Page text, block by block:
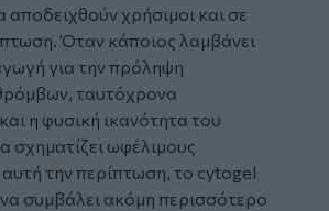
χρήσιμοι και σε
Όταν κάποιος λαμβάνει
για την πρόληψη
ταυτόχρονα
η φυσική ικανότητα του
σχηματίζει ωφέλιμους
την περίπτωση, το cytogel
συμβάλει ακόμη περισσότερο